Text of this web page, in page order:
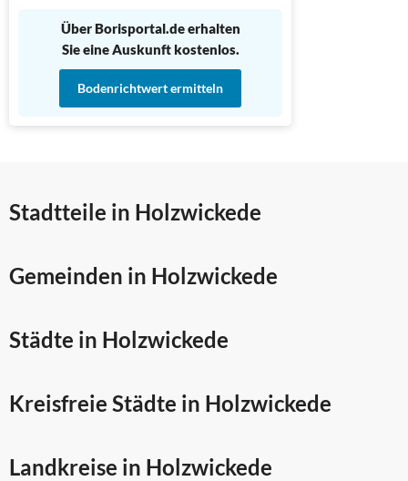
Über Borisportal.de erhalten
Sie eine Auskunft kostenlos.
Bodenrichtwert ermitteln
Stadtteile in Holzwickede
Gemeinden in Holzwickede
Städte in Holzwickede
Kreisfreie Städte in Holzwickede
Landkreise in Holzwickede